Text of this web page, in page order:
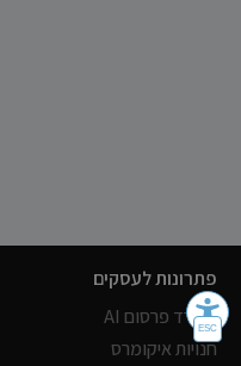
פתרונות לעסקים
משרד פרסום AI
חנויות איקומרס